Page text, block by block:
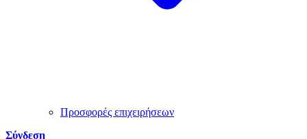
Προσφορές επιχειρήσεων
Σύνδεση